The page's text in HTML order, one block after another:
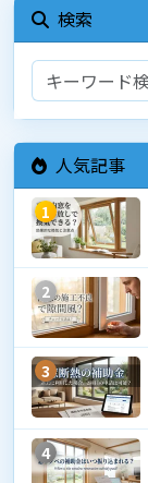
検索
人気記事
1
2
3
4